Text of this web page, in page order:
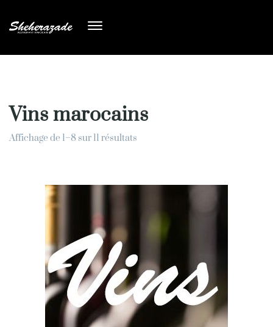
Vins marocains
Affichage de 1–8 sur 11 résultats